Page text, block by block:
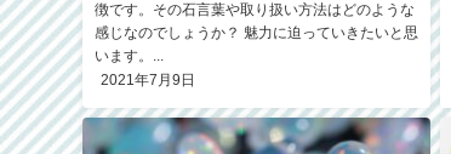
徴です。その石言葉や取り扱い方法はどのような
感じなのでしょうか？ 魅力に迫っていきたいと思
います。...
2021年7月9日